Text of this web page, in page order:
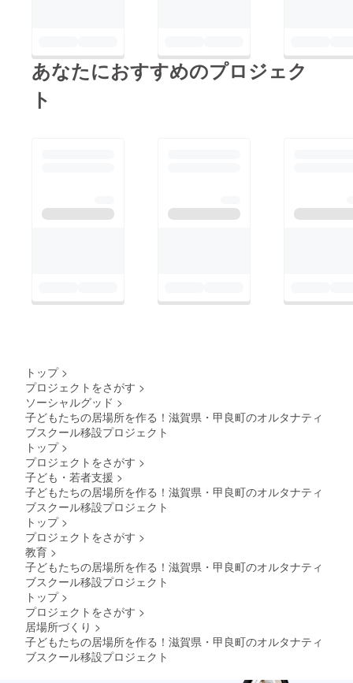
あなたにおすすめのプロジェク
ト
トップ >
プロジェクトをさがす >
ソーシャルグッド >
子どもたちの居場所を作る！滋賀県・甲良町のオルタナティ
ブスクール移設プロジェクト
トップ >
プロジェクトをさがす >
子ども・若者支援 >
子どもたちの居場所を作る！滋賀県・甲良町のオルタナティ
ブスクール移設プロジェクト
トップ >
プロジェクトをさがす >
教育 >
子どもたちの居場所を作る！滋賀県・甲良町のオルタナティ
ブスクール移設プロジェクト
トップ >
プロジェクトをさがす >
居場所づくり >
子どもたちの居場所を作る！滋賀県・甲良町のオルタナティ
ブスクール移設プロジェクト